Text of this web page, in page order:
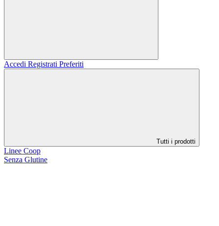
Accedi Registrati Preferiti
Tutti i prodotti
Linee Coop
Senza Glutine